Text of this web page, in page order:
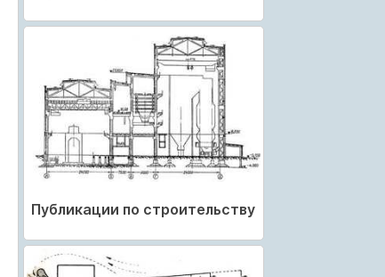
Публикации по строительству